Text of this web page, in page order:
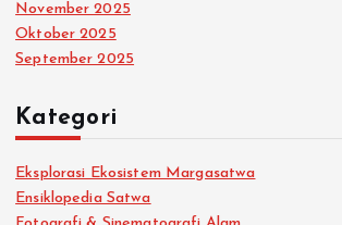
November 2025
Oktober 2025
September 2025
Kategori
Eksplorasi Ekosistem Margasatwa
Ensiklopedia Satwa